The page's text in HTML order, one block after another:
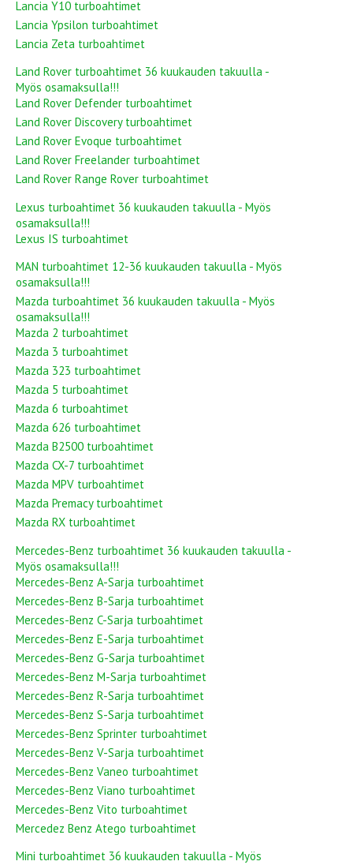
Lancia Y10 turboahtimet
Lancia Ypsilon turboahtimet
Lancia Zeta turboahtimet
Land Rover turboahtimet 36 kuukauden takuulla -
Myös osamaksulla!!!
Land Rover Defender turboahtimet
Land Rover Discovery turboahtimet
Land Rover Evoque turboahtimet
Land Rover Freelander turboahtimet
Land Rover Range Rover turboahtimet
Lexus turboahtimet 36 kuukauden takuulla - Myös
osamaksulla!!!
Lexus IS turboahtimet
MAN turboahtimet 12-36 kuukauden takuulla - Myös
osamaksulla!!!
Mazda turboahtimet 36 kuukauden takuulla - Myös
osamaksulla!!!
Mazda 2 turboahtimet
Mazda 3 turboahtimet
Mazda 323 turboahtimet
Mazda 5 turboahtimet
Mazda 6 turboahtimet
Mazda 626 turboahtimet
Mazda B2500 turboahtimet
Mazda CX-7 turboahtimet
Mazda MPV turboahtimet
Mazda Premacy turboahtimet
Mazda RX turboahtimet
Mercedes-Benz turboahtimet 36 kuukauden takuulla -
Myös osamaksulla!!!
Mercedes-Benz A-Sarja turboahtimet
Mercedes-Benz B-Sarja turboahtimet
Mercedes-Benz C-Sarja turboahtimet
Mercedes-Benz E-Sarja turboahtimet
Mercedes-Benz G-Sarja turboahtimet
Mercedes-Benz M-Sarja turboahtimet
Mercedes-Benz R-Sarja turboahtimet
Mercedes-Benz S-Sarja turboahtimet
Mercedes-Benz Sprinter turboahtimet
Mercedes-Benz V-Sarja turboahtimet
Mercedes-Benz Vaneo turboahtimet
Mercedes-Benz Viano turboahtimet
Mercedes-Benz Vito turboahtimet
Mercedez Benz Atego turboahtimet
Mini turboahtimet 36 kuukauden takuulla - Myös